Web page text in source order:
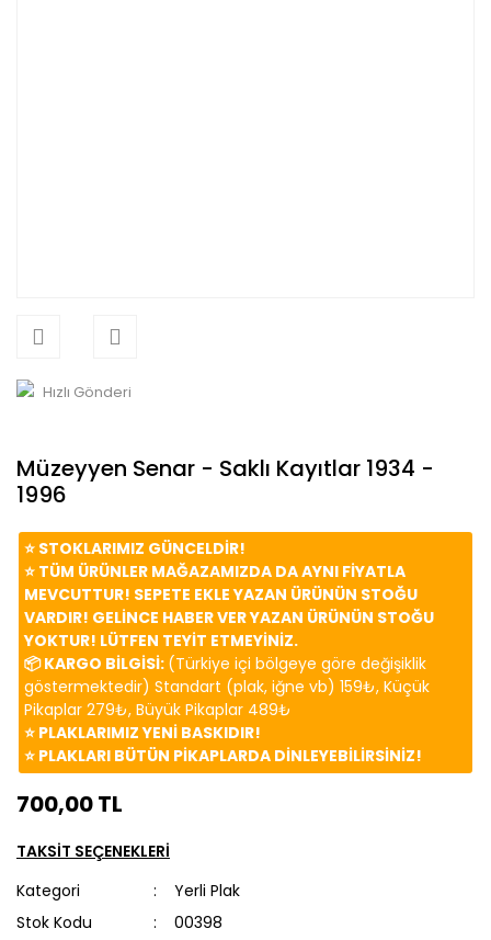
Hızlı Gönderi
Müzeyyen Senar - Saklı Kayıtlar 1934 -
1996
⭐️ STOKLARIMIZ GÜNCELDİR!
⭐️ TÜM ÜRÜNLER MAĞAZAMIZDA DA AYNI FİYATLA
MEVCUTTUR! SEPETE EKLE YAZAN ÜRÜNÜN STOĞU
VARDIR! GELİNCE HABER VER YAZAN ÜRÜNÜN STOĞU
YOKTUR! LÜTFEN TEYİT ETMEYİNİZ.
📦 KARGO BİLGİSİ: (Türkiye içi bölgeye göre değişiklik
göstermektedir) Standart (plak, iğne vb) 159₺, Küçük
Pikaplar 279₺, Büyük Pikaplar 489₺
⭐️ PLAKLARIMIZ YENİ BASKIDIR!
⭐️ PLAKLARI BÜTÜN PİKAPLARDA DİNLEYEBİLİRSİNİZ!
700,00 TL
TAKSİT SEÇENEKLERİ
Kategori
Yerli Plak
Stok Kodu
00398